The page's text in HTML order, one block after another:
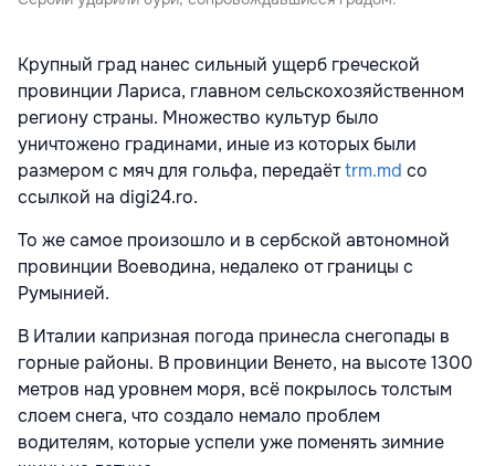
Крупный град нанес сильный ущерб греческой
провинции Лариса, главном сельскохозяйственном
региону страны. Множество культур было
уничтожено градинами, иные из которых были
размером с мяч для гольфа, передаётtrm.md со
ссылкой на digi24.ro.
То же самое произошло и в сербской автономной
провинции Воеводина, недалеко от границы с
Румынией.
В Италии капризная погода принесла снегопады в
горные районы. В провинции Венето, на высоте 1300
метров над уровнем моря, всё покрылось толстым
слоем снега, что создало немало проблем
водителям, которыеуспели уже поменятьзимние